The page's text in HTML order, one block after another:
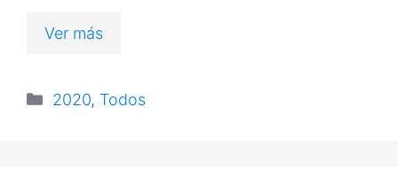
Ver más
2020, Todos